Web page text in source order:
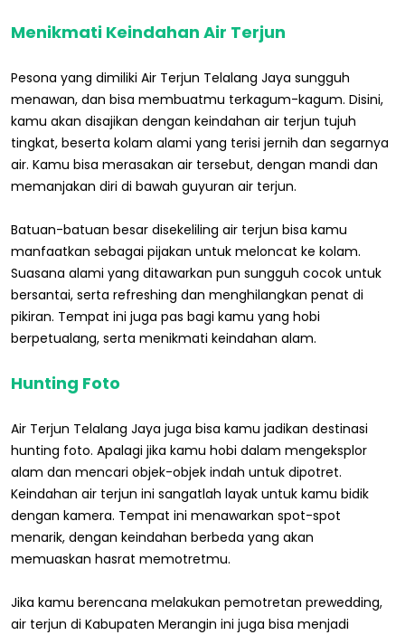
Menikmati Keindahan Air Terjun
Pesona yang dimiliki Air Terjun Telalang Jaya sungguh
menawan, dan bisa membuatmu terkagum-kagum. Disini,
kamu akan disajikan dengan keindahan air terjun tujuh
tingkat, beserta kolam alami yang terisi jernih dan segarnya
air. Kamu bisa merasakan air tersebut, dengan mandi dan
memanjakan diri di bawah guyuran air terjun.
Batuan-batuan besar disekeliling air terjun bisa kamu
manfaatkan sebagai pijakan untuk meloncat ke kolam.
Suasana alami yang ditawarkan pun sungguh cocok untuk
bersantai, serta refreshing dan menghilangkan penat di
pikiran. Tempat ini juga pas bagi kamu yang hobi
berpetualang, serta menikmati keindahan alam.
Hunting Foto
Air Terjun Telalang Jaya juga bisa kamu jadikan destinasi
hunting foto. Apalagi jika kamu hobi dalam mengeksplor
alam dan mencari objek-objek indah untuk dipotret.
Keindahan air terjun ini sangatlah layak untuk kamu bidik
dengan kamera. Tempat ini menawarkan spot-spot
menarik, dengan keindahan berbeda yang akan
memuaskan hasrat memotretmu.
Jika kamu berencana melakukan pemotretan prewedding,
air terjun di Kabupaten Merangin ini juga bisa menjadi